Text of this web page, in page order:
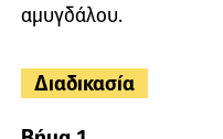
αμυγδάλου.
Διαδικασία